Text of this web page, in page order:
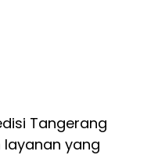
Tangerang
yang